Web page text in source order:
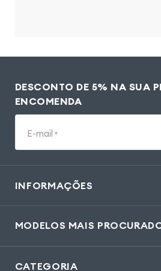
DESCONTO DE 5% NA SUA
ENCOMENDA
E-mail *
INFORMAÇÕES
MODELOS MAIS
CATEGORIA